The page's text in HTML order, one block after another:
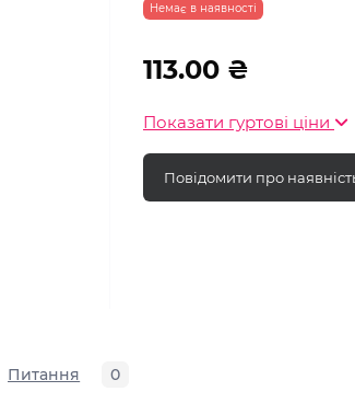
Немає в наявності
113.00 ₴
Показати гуртові ціни
Повідомити про
Питання 0